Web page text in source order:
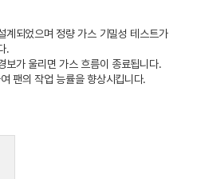
계되었으며 정량 가스 기밀성 테스트가
.
보가 울리면 가스 흐름이 종료됩니다.
팬의 작업 능률을 향상시킵니다.